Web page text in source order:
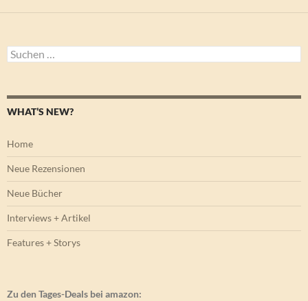
Suchen
nach:
WHAT’S NEW?
Home
Neue Rezensionen
Neue Bücher
Interviews + Artikel
Features + Storys
Zu den Tages-Deals bei amazon: